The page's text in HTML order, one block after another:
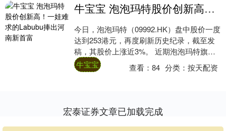
牛宝宝 泡泡玛特股价创新高！一娃难求的Labubu捧出河南新首富
今日，泡泡玛特（09992.HK）盘中股价一度
达到253港元，再度刷新历史纪录，截至发
稿，其股价上涨近3%。 近期泡泡玛特旗下
Labubu爆火，一娃难求，一些联....
牛宝宝 查看：84 分类：按天配资
宏泰证券文章已加载完成